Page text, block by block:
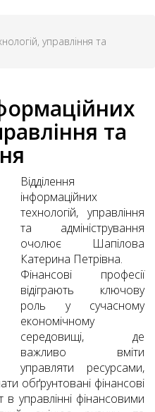
управління та
та
Відділення
інформаційних
технологій, управління
та адміністрування
очолює Шапілова
Катерина Петрівна.
Фінансові професії
відіграють ключову
роль у сучасному
економічному
середовищі, де
важливо вміти
управляти ресурсами,
обґрунтовані фінансові
в управлінні фінансовими